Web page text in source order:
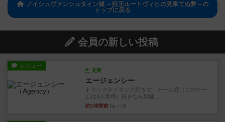
ノイシュヴァンシュタイン城 ～狂王ルートヴィヒの見果てぬ夢～の
トップに戻る
会員の新しい投稿
レビュー
充実
エージェンシー
トリックテイキング好きで、チーム戦（このゲー
ムは4人専用）好きなら間違...
約1時間前 by ハロ